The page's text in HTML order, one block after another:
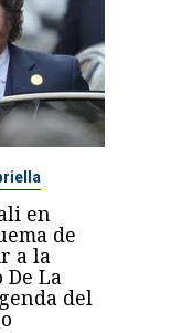
en
de
a la
La
del